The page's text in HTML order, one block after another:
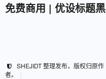
免费商用 | 优设标题黑
SHEJIDT 整理发布，版权归原作
者。